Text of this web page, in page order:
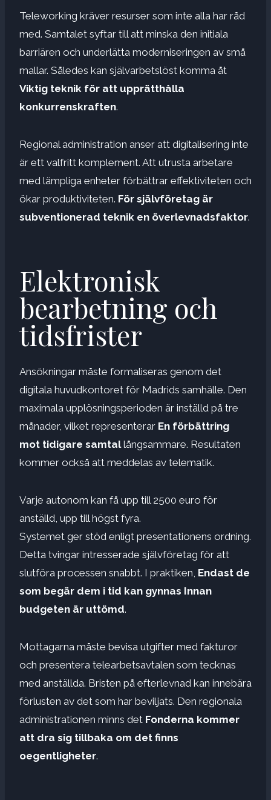
Teleworking kräver resurser som inte alla har råd
med. Samtalet syftar till att minska den initiala
barriären och underlätta moderniseringen av små
mallar. Således kan självarbetslöst komma åt
Viktig teknik för att upprätthålla
konkurrenskraften.
Regional administration anser att digitalisering inte
är ett valfritt komplement. Att utrusta arbetare
med lämpliga enheter förbättrar effektiviteten och
ökar produktiviteten. För självföretag är
subventionerad teknik en överlevnadsfaktor.
Elektronisk
bearbetning och
tidsfrister
Ansökningar måste formaliseras genom det
digitala huvudkontoret för Madrids samhälle. Den
maximala upplösningsperioden är inställd på tre
månader, vilket representerar En förbättring
mot tidigare samtallångsammare. Resultaten
kommer också att meddelas av telematik.
Varje autonom kan få upp till 2500 euro för
anställd, upp till högst fyra.
Systemet ger stöd enligt presentationens ordning.
Detta tvingar intresserade självföretag för att
slutföra processen snabbt. I praktiken, Endast de
som begär dem i tid kan gynnas Innan
budgeten är uttömd.
Mottagarna måste bevisa utgifter med fakturor
och presentera telearbetsavtalen som tecknas
med anställda. Bristen på efterlevnad kan innebära
förlusten av det som har beviljats. Den regionala
administrationen minns det Fonderna kommer
att dra sig tillbaka om det finns
oegentligheter.